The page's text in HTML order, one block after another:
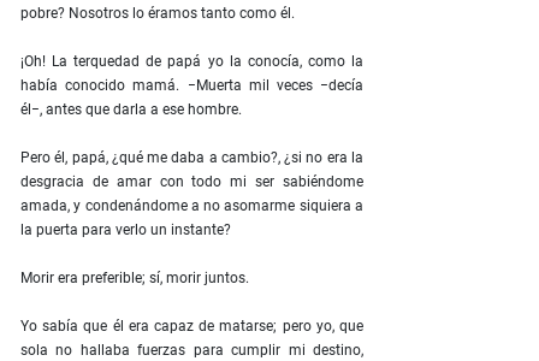
pobre? Nosotros lo éramos tanto como él.
¡Oh! La terquedad de papá yo la conocía, como la
había conocido mamá. −Muerta mil veces −decía
él−, antes que darla a ese hombre.
Pero él, papá, ¿qué me daba a cambio?, ¿si no era la
desgracia de amar con todo mi ser sabiéndome
amada, y condenándome a no asomarme siquiera a
la puerta para verlo un instante?
Morir era preferible; sí, morir juntos.
Yo sabía que él era capaz de matarse; pero yo, que
sola no hallaba fuerzas para cumplir mi destino,